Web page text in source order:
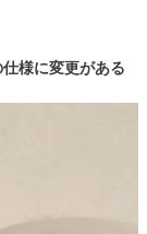
様に変更がある